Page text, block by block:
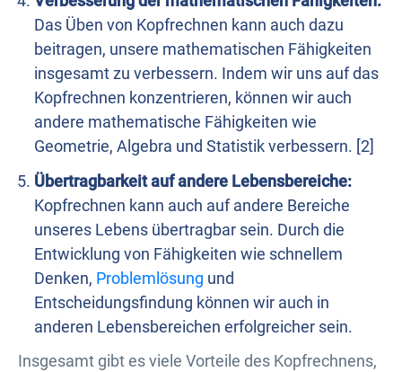
Das Üben von Kopfrechnen kann auch dazu
beitragen, unsere mathematischen Fähigkeiten
insgesamt zu verbessern. Indem wir uns auf das
Kopfrechnen konzentrieren, können wir auch
andere mathematische Fähigkeiten wie
Geometrie, Algebra und Statistik verbessern. [2]
Übertragbarkeit auf andere Lebensbereiche:
Kopfrechnen kann auch auf andere Bereiche
unseres Lebens übertragbar sein. Durch die
Entwicklung von Fähigkeiten wie schnellem
Denken, Problemlösung und
Entscheidungsfindung können wir auch in
anderen Lebensbereichen erfolgreicher sein.
Insgesamt gibt es viele Vorteile des Kopfrechnens,